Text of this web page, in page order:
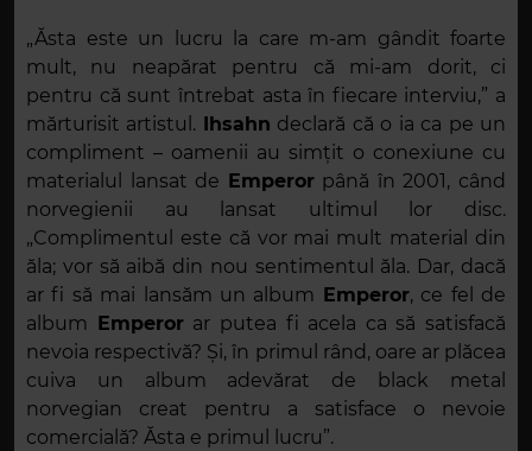
„Ăsta este un lucru la care m-am gândit foarte
mult, nu neapărat pentru că mi-am dorit, ci
pentru că sunt întrebat asta în fiecare interviu,” a
mărturisit artistul.
Ihsahn declară că o ia ca pe un
compliment – oamenii au simțit o conexiune cu
materialul lansat de
Emperorpână în 2001, când
norvegienii au lansat ultimul lor disc.
„Complimentul este că vor mai mult material din
ăla; vor să aibă din nou sentimentul ăla. Dar, dacă
ar fi să mai lansăm un album
Emperor, ce fel de
album
Emperorar putea fi acela ca să satisfacă
nevoia respectivă? Și, în primul rând, oare ar plăcea
cuiva un album adevărat de black metal
norvegian creat pentru a satisface o nevoie
comercială? Ăsta e primul lucru”.